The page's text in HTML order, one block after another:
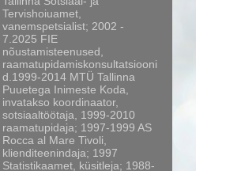
Tervishoiuamet,
vanemspetsialist; 2002 -
7.2025 FIE
nõustamisteenused,
raamatupidamiskonsultatsiooni
d.1999-2014 MTÜ Tallinna
Puuetega Inimeste Koda,
invatakso koordinaator,
sotsiaaltöötaja, 1999-2010
raamatupidaja; 1997-1999 AS
Rocca al Mare Tivoli,
klienditeenindaja; 1997
Statistikaamet, küsitleja; 1988-